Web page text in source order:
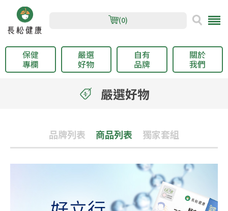
(0)
保健
專欄
嚴選
好物
自有
品牌
關於
我們
嚴選好物
品牌列表 商品列表 獨家套組